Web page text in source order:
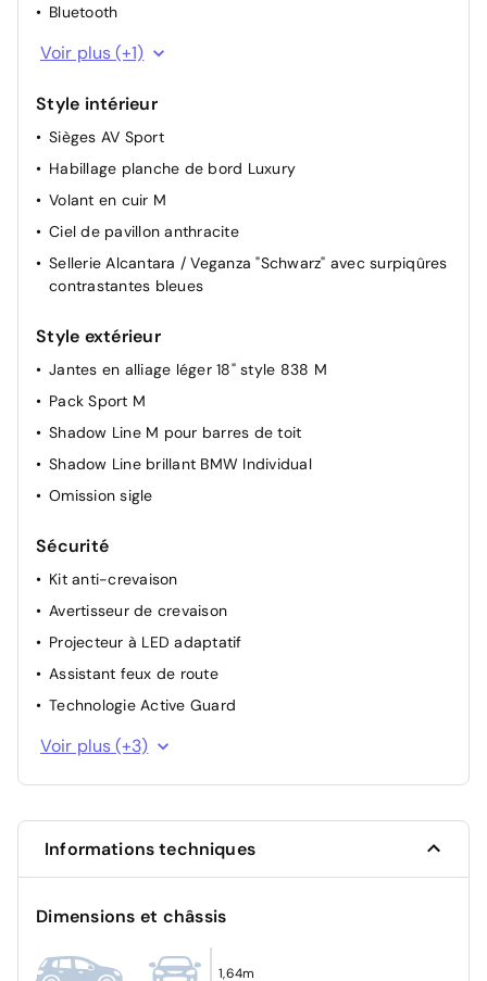
Bluetooth
Navigation GPS
Voir plus (+1)
Style intérieur
Sièges AV Sport
Habillage planche de bord Luxury
Volant en cuir M
Ciel de pavillon anthracite
Sellerie Alcantara / Veganza "Schwarz" avec surpiqûres
contrastantes bleues
Style extérieur
Jantes en alliage léger 18" style 838 M
Pack Sport M
Shadow Line M pour barres de toit
Shadow Line brillant BMW Individual
Omission sigle
Sécurité
Kit anti-crevaison
Avertisseur de crevaison
Projecteur à LED adaptatif
Assistant feux de route
Technologie Active Guard
Protection piétons active
Voir plus (+3)
Informations techniques
Dimensions et châssis
1,64m